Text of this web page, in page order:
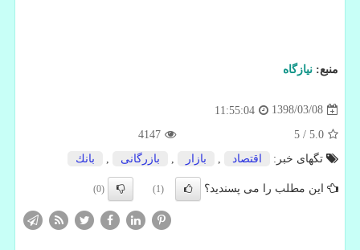
منبع: نیازگاه
1398/03/08
11:55:04
5.0
/
5
4147
تگهای خبر:
اقتصاد بازار بازرگانی بانك
این مطلب را می پسندید؟ (1)
(0)